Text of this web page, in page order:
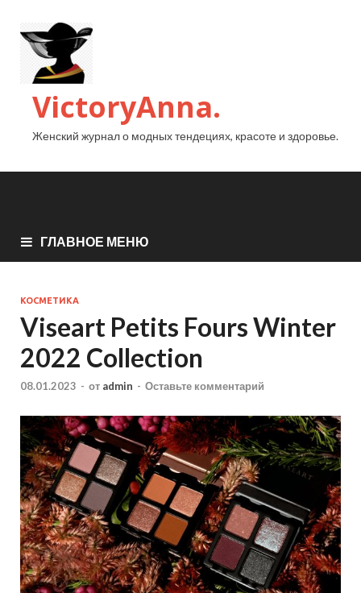
VictoryAnna.
Женский журнал о модных тендециях, красоте и здоровье.
ГЛАВНОЕ МЕНЮ
КОСМЕТИКА
Viseart Petits Fours Winter
2022 Collection
08.01.2023 - от admin - Оставьте комментарий